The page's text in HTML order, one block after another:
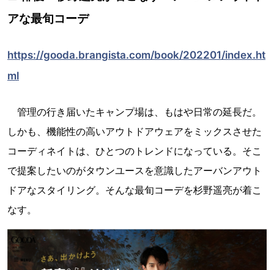
アな最旬コーデ
https://gooda.brangista.com/book/202201/index.ht
ml
管理の行き届いたキャンプ場は、もはや日常の延長だ。
しかも、機能性の高いアウトドアウェアをミックスさせた
コーディネイトは、ひとつのトレンドになっている。そこ
で提案したいのがタウンユースを意識したアーバンアウト
ドアなスタイリング。そんな最旬コーデを杉野遥亮が着こ
なす。